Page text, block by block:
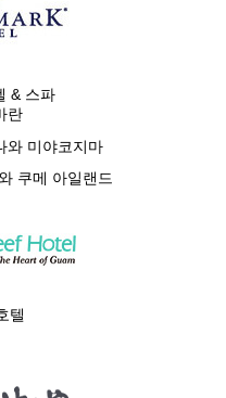
& 스파
란
와 미야코지마
쿠메 아일랜드
텔